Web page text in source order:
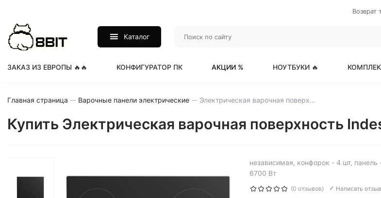
Возврат
Каталог
ЗАКАЗ ИЗ ЕВРОПЫ 🔥🔥 КОНФИГУРАТОР ПК АКЦИИ % НОУТБУКИ 🔥
Главная страница Варочные панели электрические Электрическая варочная поверхность Indesit IRT 260 B
Купить Электрическая варочная поверхность
независимая, конфорок - 4 шт,
6700 Вт
(0 отзывов) Написать отзыв